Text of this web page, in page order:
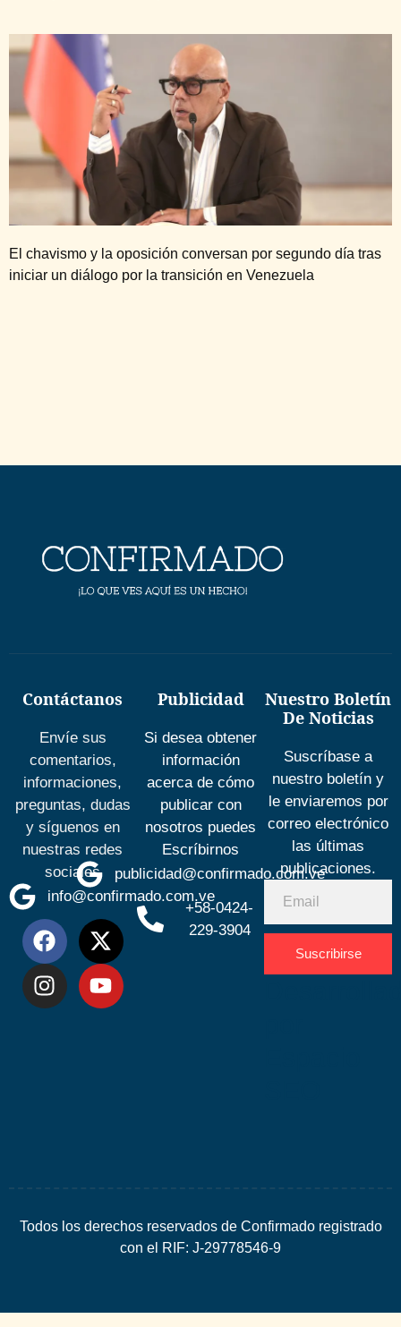
El chavismo y la oposición conversan por segundo día tras
iniciar un diálogo por la transición en Venezuela
Contáctanos
Envíe sus
comentarios,
informaciones,
preguntas, dudas
y síguenos en
nuestras redes
sociales
info@confirmado.com.ve
Publicidad
Si desea obtener
información
acerca de cómo
publicar con
nosotros puedes
Escríbirnos
publicidad@confirmado.com.ve
+58-0424-
229-3904
Nuestro Boletín
De Noticias
Suscríbase a
nuestro boletín y
le enviaremos por
correo electrónico
las últimas
publicaciones.
Suscribirse
Todos los derechos reservados de Confirmado registrado
con el RIF: J-29778546-9